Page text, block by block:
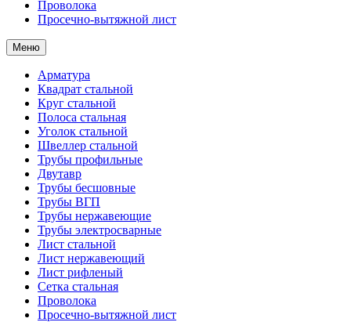
Проволока
Просечно-вытяжной лист
Меню
Арматура
Квадрат стальной
Круг стальной
Полоса стальная
Уголок стальной
Швеллер стальной
Трубы профильные
Двутавр
Трубы бесшовные
Трубы ВГП
Трубы нержавеющие
Трубы электросварные
Лист стальной
Лист нержавеющий
Лист рифленый
Сетка стальная
Проволока
Просечно-вытяжной лист